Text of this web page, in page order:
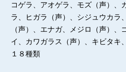
コゲラ、アオゲラ、モズ（声）、
ラ、ヒガラ（声）、シジュウカラ
（声）、エナガ、メジロ（声）
イ、カワガラス（声）、キビタキ
１８種類